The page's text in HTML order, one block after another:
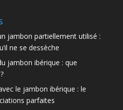
jambon partiellement utilisé :
ne se dessèche
jambon ibérique : que
le jambon ibérique : le
parfaites